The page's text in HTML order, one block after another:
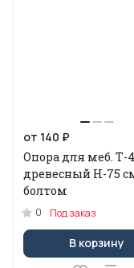
от 140 ₽
Опора для меб. Т-
древесный Н-75
болтом
0 Под заказ
В корзину